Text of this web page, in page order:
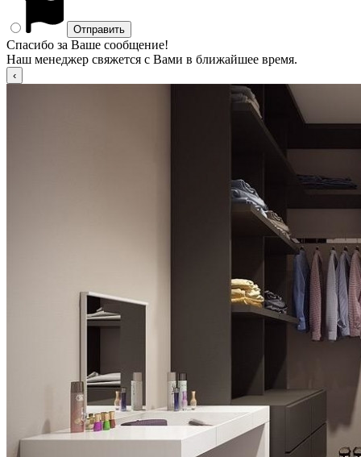
Спасибо за Ваше сообщение!
Наш менеджер свяжется с Вами в ближайшее время.